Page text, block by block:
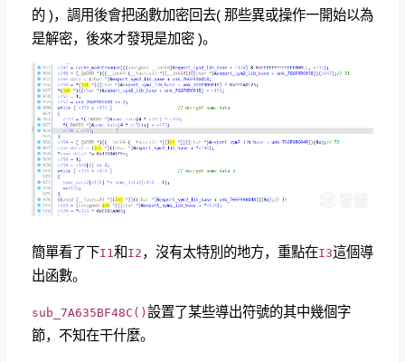
的 )，調用後會把函數加密回去( 那些異或操作一開始以為
是解密，後來才發現是加密 )。
簡單看了下I1和I2，沒有太特別的地方，重點在I3這個導
出函數。
sub_7A635BF48C()設置了某些導出符號的其中幾個字
節，不知在干什麼。